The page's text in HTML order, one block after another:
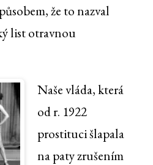
že to nazval
list otravnou
Naše vláda, která
od r. 1922
prostituci šlapala
na paty zrušením